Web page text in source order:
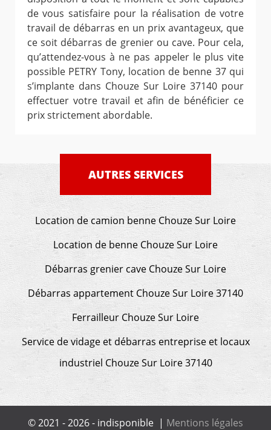
de vous satisfaire pour la réalisation de votre
travail de débarras en un prix avantageux, que
ce soit débarras de grenier ou cave. Pour cela,
qu’attendez-vous à ne pas appeler le plus vite
possible PETRY Tony, location de benne 37 qui
s’implante dans Chouze Sur Loire 37140 pour
effectuer votre travail et afin de bénéficier ce
prix strictement abordable.
AUTRES SERVICES
Location de camion benne Chouze Sur Loire
Location de benne Chouze Sur Loire
Débarras grenier cave Chouze Sur Loire
Débarras appartement Chouze Sur Loire 37140
Ferrailleur Chouze Sur Loire
Service de vidage et débarras entreprise et locaux
industriel Chouze Sur Loire 37140
© 2021 - 2026 - indisponible | Mentions légales